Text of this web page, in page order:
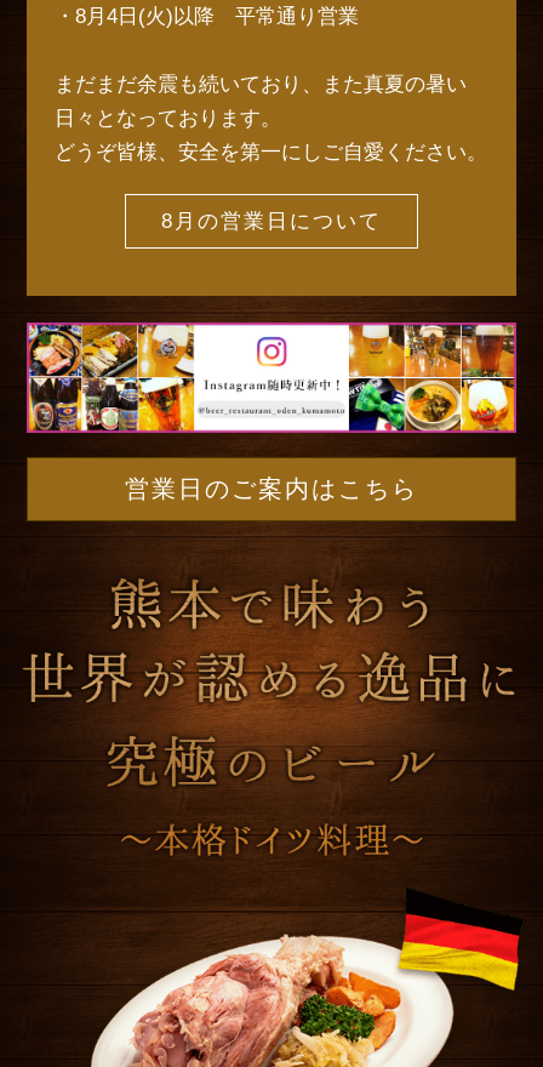
・8月4日(火)以降 平常通り営業
まだまだ余震も続いており、また真夏の暑い
日々となっております。
どうぞ皆様、安全を第一にしご自愛ください。
8月の営業日について
営業日のご案内はこちら